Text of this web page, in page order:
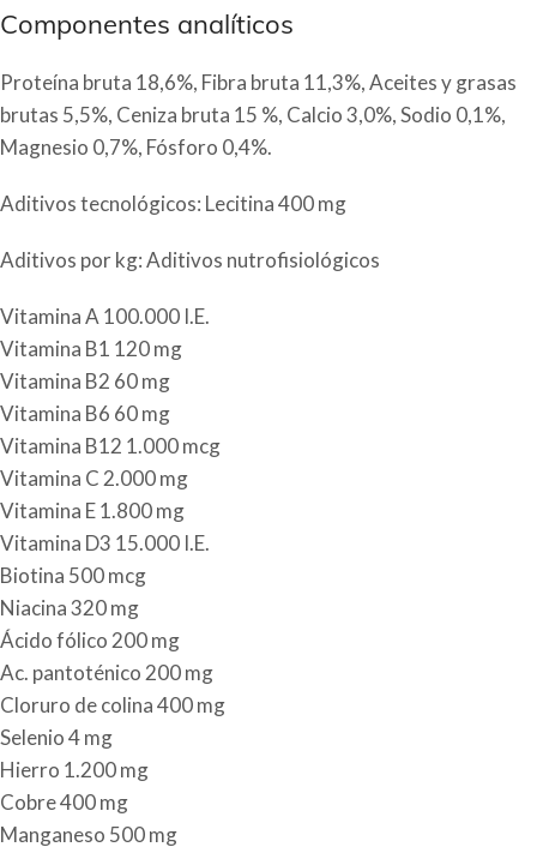
Componentes analíticos
Proteína bruta 18,6%, Fibra bruta 11,3%, Aceites y grasas
brutas 5,5%, Ceniza bruta 15 %, Calcio 3,0%, Sodio 0,1%,
Magnesio 0,7%, Fósforo 0,4%.
Aditivos tecnológicos: Lecitina 400 mg
Aditivos por kg: Aditivos nutrofisiológicos
Vitamina A 100.000 I.E.
Vitamina B1 120 mg
Vitamina B2 60 mg
Vitamina B6 60 mg
Vitamina B12 1.000 mcg
Vitamina C 2.000 mg
Vitamina E 1.800 mg
Vitamina D3 15.000 I.E.
Biotina 500 mcg
Niacina 320 mg
Ácido fólico 200 mg
Ac. pantoténico 200 mg
Cloruro de colina 400 mg
Selenio 4 mg
Hierro 1.200 mg
Cobre 400 mg
Manganeso 500 mg